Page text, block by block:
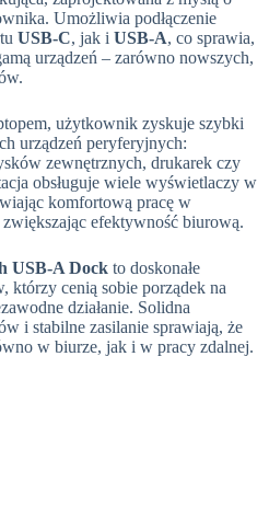
Umożliwia podłączenie
USB-C, jak i USB-A, co sprawia,
urządzeń – zarówno nowszych,
użytkownik zyskuje szybki
urządzeń peryferyjnych:
zewnętrznych, drukarek czy
obsługuje wiele wyświetlaczy w
komfortową pracę w
efektywność biurową.
USB-A Dock to doskonałe
którzy cenią sobie porządek na
działanie. Solidna
i stabilne zasilanie sprawiają, że
w biurze, jak i w pracy zdalnej.